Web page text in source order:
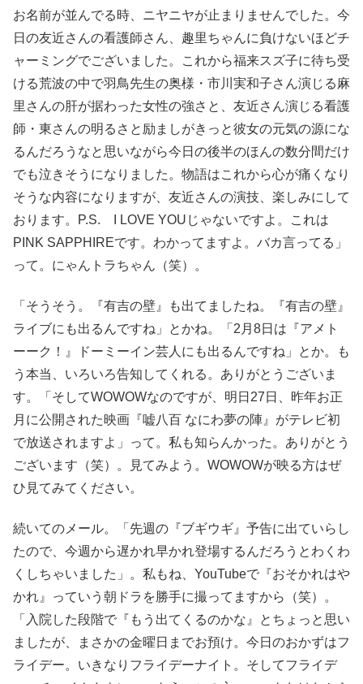
お名前が並んでる時、ニヤニヤが止まりませんでした。今
日の友近さんの看護師さん、趣里ちゃんに負けないほどチ
ャーミングでございました。これから福来スズ子に待ち受
ける荒波の中で羽鳥先生の奥様・市川実和子さん演じる麻
里さんの肝が据わった女性の強さと、友近さん演じる看護
師・東さんの明るさと励ましがきっと彼女の元気の源にな
るんだろうなと思いながら今日の後半のほんの数分間だけ
でも泣きそうになりました。物語はこれから心が痛くなり
そうな内容になりますが、友近さんの演技、楽しみにして
おります。P.S. I LOVE YOUじゃないですよ。これは
PINK SAPPHIREです。わかってますよ。バカ言ってる」
って。にゃんトラちゃん（笑）。
「そうそう。『有吉の壁』も出てましたね。『有吉の壁』
ライブにも出るんですね」とかね。「2月8日は『アメト
ーーク！』ドーミーイン芸人にも出るんですね」とか。も
う本当、いろいろ告知してくれる。ありがとうございま
す。「そしてWOWOWなのですが、明日27日、昨年お正
月に公開された映画『嘘八百 なにわ夢の陣』がテレビ初
で放送されますよ」って。私も知らんかった。ありがとう
ございます（笑）。見てみよう。WOWOWが映る方はぜ
ひ見てみてください。
続いてのメール。「先週の『ブギウギ』予告に出ていらし
たので、今週から遅かれ早かれ登場するんだろうとわくわ
くしちゃいました」。私もね、YouTubeで『おそかれはや
かれ』っていう朝ドラを勝手に撮ってますから（笑）。
「入院した段階で『もう出てくるのかな』とちょっと思い
ましたが、まさかの金曜日までお預け。今日のおかずはフ
ライデー。いきなりフライデーナイト。そしてフライデ